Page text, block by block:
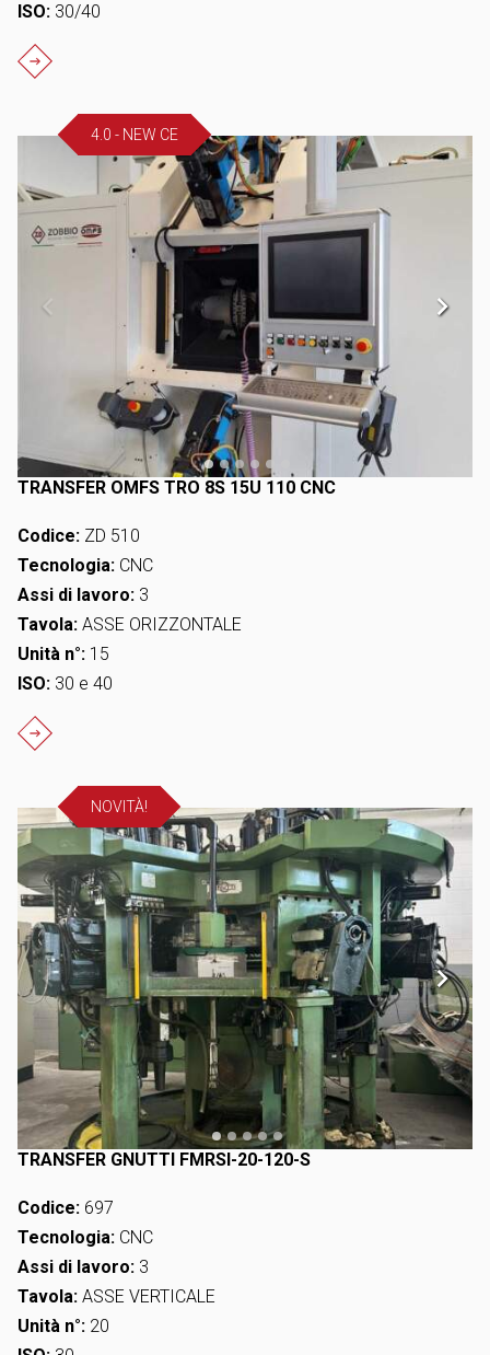
ISO: 30/40
4.0 - NEW CE
TRANSFER OMFS TRO 8S 15U 110 CNC
Codice: ZD 510
Tecnologia: CNC
Assi di lavoro: 3
Tavola: ASSE ORIZZONTALE
Unità n°: 15
ISO: 30 e 40
NOVITÀ!
TRANSFER GNUTTI FMRSI-20-120-S
Codice: 697
Tecnologia: CNC
Assi di lavoro: 3
Tavola: ASSE VERTICALE
Unità n°: 20